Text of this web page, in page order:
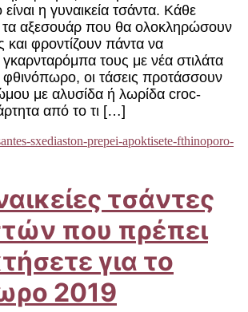
η γυναικεία τσάντα. Κάθε
τα αξεσουάρ που θα ολοκληρώσουν
και φροντίζουν πάντα να
τους με νέα στιλάτα
οι τάσεις προτάσσουν
με αλυσίδα ή λωρίδα croc-
από το τι […]
τσάντες
που πρέπει
για το
2019